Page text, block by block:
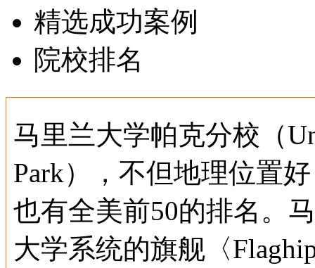
精选成功案例
院校排名
马里兰大学帕克分校（
Park），不但地理位置
也有全美前50的排名。
大学系统的旗舰〈